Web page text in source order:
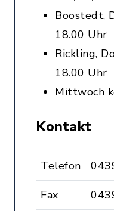
Boostedt,
18.00 Uhr
Rickling,
18.00 Uhr
Mittwoch
Kontakt
Telefon
Fax